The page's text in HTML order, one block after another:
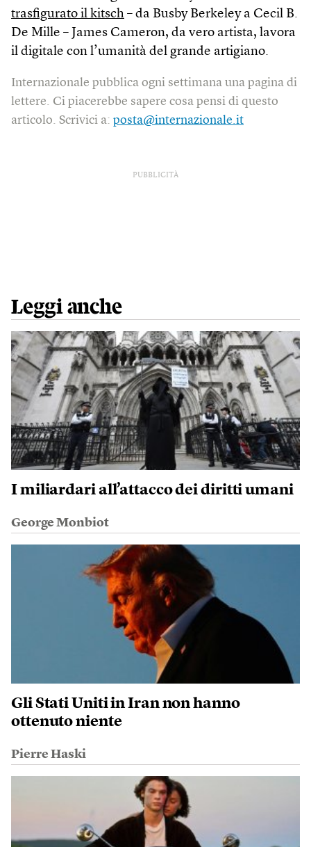
trasfigurato il kitsch – da Busby Berkeley a Cecil B.
De Mille – James Cameron, da vero artista, lavora
il digitale con l’umanità del grande artigiano.
Internazionale pubblica ogni settimana una pagina di
lettere. Ci piacerebbe sapere cosa pensi di questo
articolo. Scrivici a: posta@internazionale.it
PUBBLICITÀ
Leggi anche
I miliardari all’attacco dei diritti umani
George Monbiot
Gli Stati Uniti in Iran non hanno
ottenuto niente
Pierre Haski